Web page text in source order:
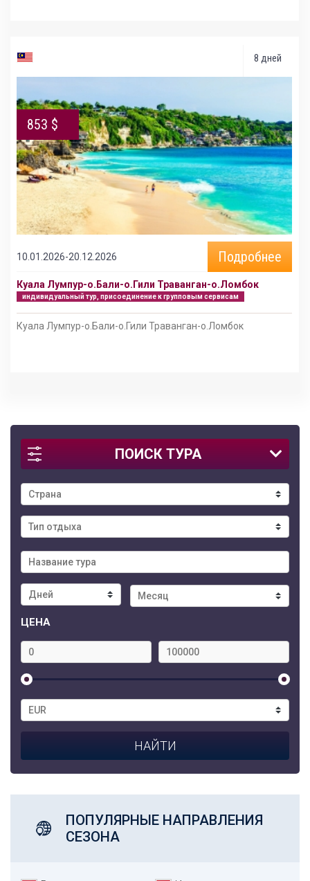
ПОИСК ТУРА
ЦЕНА
ПОПУЛЯРНЫЕ НАПРАВЛЕНИЯ
СЕЗОНА
8 дней
853 $
10.01.2026-20.12.2026 Подробнее
Куала Лумпур-о.Бали-о.Гили Траванган-о.Ломбок
индивидуальный тур, присоединение к групповым сервисам
Куала Лумпур-о.Бали-о.Гили Траванган-о.Ломбок